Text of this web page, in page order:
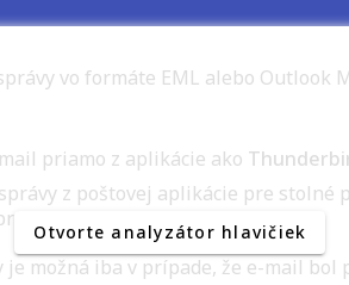
vo formáte EML alebo Outlook
priamo z aplikácie ako
z poštovej aplikácie pre stolné
Gmail).
je možná iba v prípade, že e-mail bol
Otvorte analyzátor hlavičiek